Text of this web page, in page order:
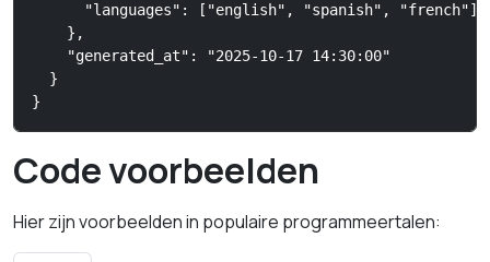
      "languages": ["english", "spanish", "french"]
    },
    "generated_at": "2025-10-17 14:30:00"
  }
}
Code voorbeelden
Hier zijn voorbeelden in populaire programmeertalen: